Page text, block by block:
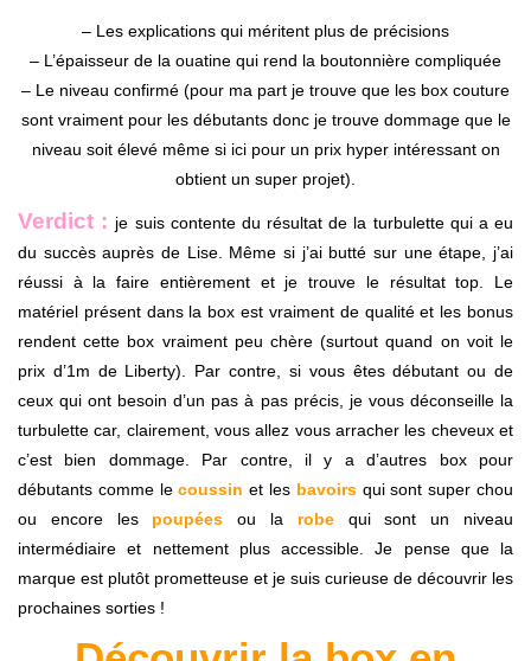
– Les explications qui méritent plus de précisions
– L’épaisseur de la ouatine qui rend la boutonnière compliquée
– Le niveau confirmé (pour ma part je trouve que les box couture
sont vraiment pour les débutants donc je trouve dommage que le
niveau soit élevé même si ici pour un prix hyper intéressant on
obtient un super projet).
Verdict : je suis contente du résultat de la turbulette qui a eu
du succès auprès de Lise. Même si j’ai butté sur une étape, j’ai
réussi à la faire entièrement et je trouve le résultat top. Le
matériel présent dans la box est vraiment de qualité et les bonus
rendent cette box vraiment peu chère (surtout quand on voit le
prix d’1m de Liberty). Par contre, si vous êtes débutant ou de
ceux qui ont besoin d’un pas à pas précis, je vous déconseille la
turbulette car, clairement, vous allez vous arracher les cheveux et
c’est bien dommage. Par contre, il y a d’autres box pour
débutants comme lecoussin et les bavoirsqui sont super chou
ou encore les
poupées ou la robequi sont un niveau
intermédiaire et nettement plus accessible. Je pense que la
marque est plutôt prometteuse et je suis curieuse de découvrir les
prochaines sorties !